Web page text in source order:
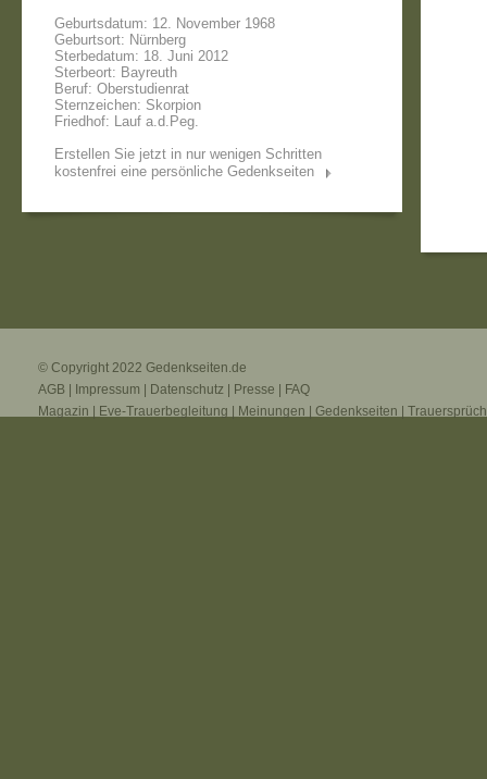
Geburtsdatum: 12. November 1968
Geburtsort: Nürnberg
Sterbedatum: 18. Juni 2012
Sterbeort: Bayreuth
Beruf: Oberstudienrat
Sternzeichen: Skorpion
Friedhof: Lauf a.d.Peg.
Erstellen Sie jetzt in nur wenigen Schritten
kostenfrei eine persönliche Gedenkseiten
© Copyright 2022 Gedenkseiten.de
AGB
Impressum Datenschutz Presse
FAQ
Magazin
Eve-Trauerbegleitung Meinungen Gedenkseiten